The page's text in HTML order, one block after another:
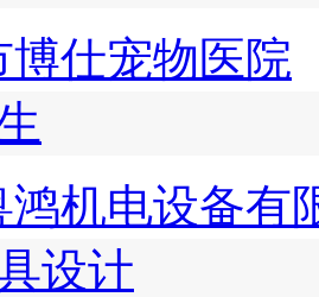
博仕宠物医院
鸿机电设备有
设计